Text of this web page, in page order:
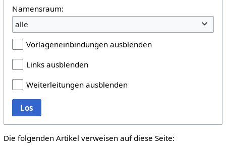
Namensraum:
alle
Vorlageneinbindungen ausblenden
Links ausblenden
Weiterleitungen ausblenden
Los
Die folgenden Artikel verweisen auf diese Seite: